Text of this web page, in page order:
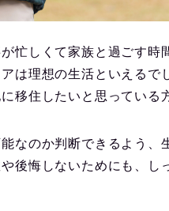
忙しくて家族と過ごす
は理想の生活といえるで
移住したいと思っている
なのか判断できるよう、
後悔しないためにも、し